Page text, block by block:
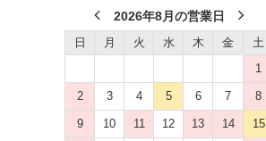
2026年8月の営業日
日 月 火 水 木 金
土
1
2 3 4 5 6 7 8
9 10 11 12 13 14 15